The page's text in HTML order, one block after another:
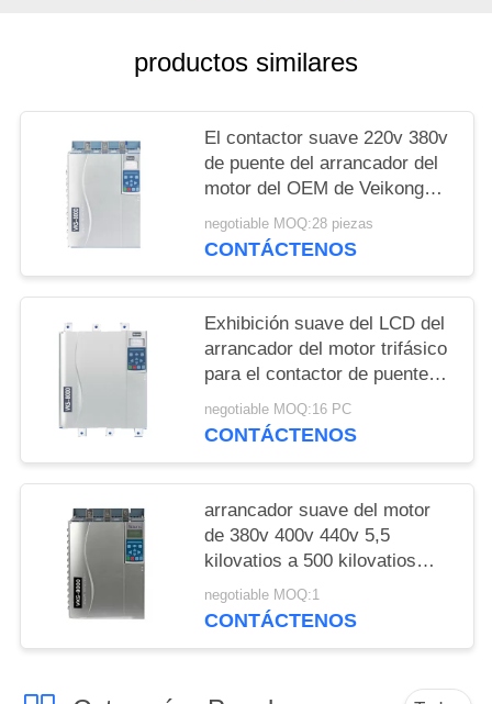
productos similares
El contactor suave 220v 380v
de puente del arrancador del
motor del OEM de Veikong
para el motor protege
negotiable MOQ:28 piezas
CONTÁCTENOS
Exhibición suave del LCD del
arrancador del motor trifásico
para el contactor de puente
del motor de inducción
negotiable MOQ:16 PC
CONTÁCTENOS
arrancador suave del motor
de 380v 400v 440v 5,5
kilovatios a 500 kilovatios
construidos en contactor de
puente
negotiable MOQ:1
CONTÁCTENOS